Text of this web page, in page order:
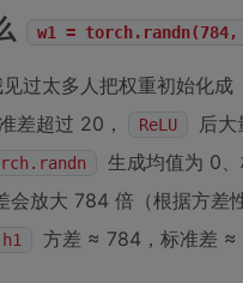
w1 =
过太多人把权重初始化成
差超过 20， ReLU
后
生成均值为 0
会放大 784 倍（根据方差
h1 方差 ≈ 784，标准差 ≈